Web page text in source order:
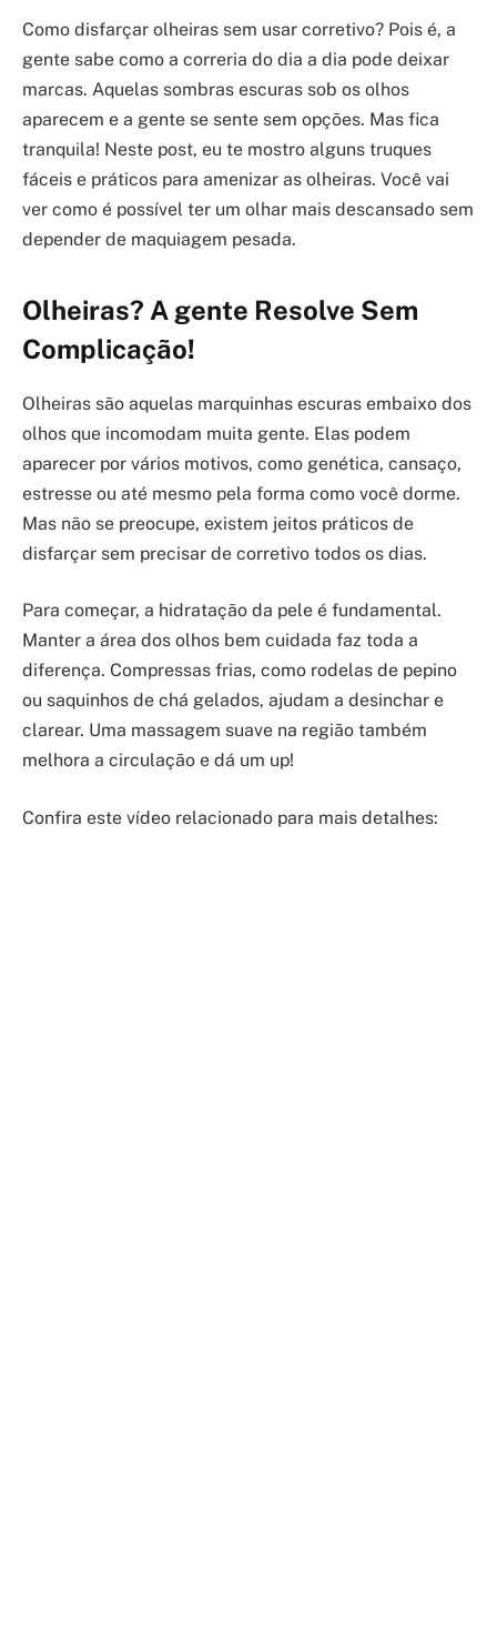
Como disfarçar olheiras sem usar corretivo? Pois é, a
gente sabe como a correria do dia a dia pode deixar
marcas. Aquelas sombras escuras sob os olhos
aparecem e a gente se sente sem opções. Mas fica
tranquila! Neste post, eu te mostro alguns truques
fáceis e práticos para amenizar as olheiras. Você vai
ver como é possível ter um olhar mais descansado sem
depender de maquiagem pesada.
Olheiras? A gente Resolve Sem
Complicação!
Olheiras são aquelas marquinhas escuras embaixo dos
olhos que incomodam muita gente. Elas podem
aparecer por vários motivos, como genética, cansaço,
estresse ou até mesmo pela forma como você dorme.
Mas não se preocupe, existem jeitos práticos de
disfarçar sem precisar de corretivo todos os dias.
Para começar, a hidratação da pele é fundamental.
Manter a área dos olhos bem cuidada faz toda a
diferença. Compressas frias, como rodelas de pepino
ou saquinhos de chá gelados, ajudam a desinchar e
clarear. Uma massagem suave na região também
melhora a circulação e dá um up!
Confira este vídeo relacionado para mais detalhes: